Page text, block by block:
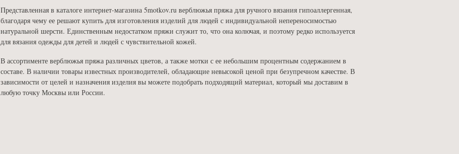
Представленная в каталоге интернет-магазина 5motkov.ru верблюжья пряжа для ручного вязания гипоаллергенная,
благодаря чему ее решают купить для изготовления изделий для людей с индивидуальной непереносимостью
натуральной шерсти. Единственным недостатком пряжи служит то, что она колючая, и поэтому редко используется
для вязания одежды для детей и людей с чувствительной кожей.
В ассортименте верблюжья пряжа различных цветов, а также мотки с ее небольшим процентным содержанием в
составе. В наличии товары известных производителей, обладающие невысокой ценой при безупречном качестве. В
зависимости от целей и назначения изделия вы можете подобрать подходящий материал, который мы доставим в
любую точку Москвы или России.